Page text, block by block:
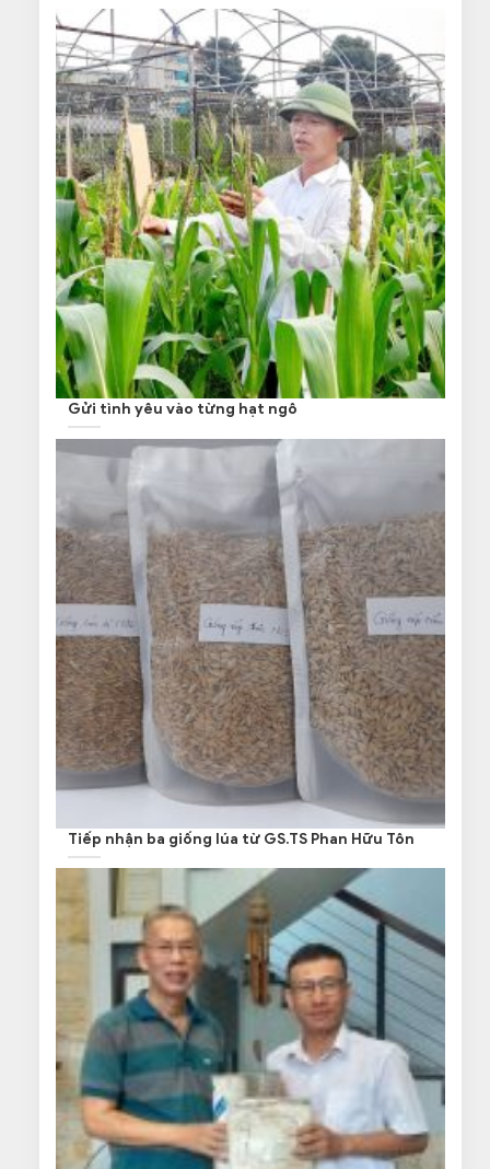
Gửi tình yêu vào từng hạt ngô
Tiếp nhận ba giống lúa từ GS.TS Phan Hữu Tôn